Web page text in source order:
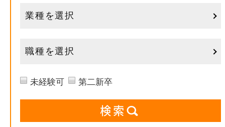
業種を選択
職種を選択
未経験可 第二新卒